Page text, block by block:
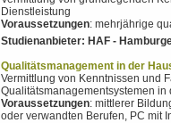
Dienstleistung
Voraussetzungen: mehrjährige
Studienanbieter: HAF -
Qualitätsmanagement in der
Vermittlung von Kenntnissen und
Qualitätsmanagementsystemen in
Voraussetzungen: mittlerer
oder verwandten Berufen, PC mit